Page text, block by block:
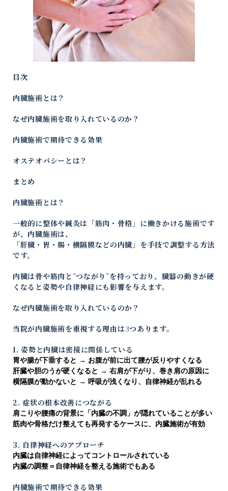
目次
内臓施術とは？
なぜ内臓施術を取り入れているのか？
内臓施術で期待できる効果
オステオパシーとは？
まとめ
内臓施術とは？
一般的に整体や鍼灸は「筋肉・骨格」に働きかける施術です
が、内臓施術は、
「肝臓・胃・腸・横隔膜などの内臓」を手技で調整する方法
です。
内臓は骨や筋肉と “つながり”を持っており、臓器の動きが硬
くなると姿勢や自律神経にも影響を与えます。
なぜ内臓施術を取り入れているのか？
当院が内臓施術を重視する理由は3つあります。
1. 姿勢と内臓は密接に関係している
胃や腸が下垂すると → お腹が前に出て腰が反りやすくなる
肝臓や胆のうが硬くなると → 右肩が下がり、巻き肩の原因に
横隔膜が動かないと → 呼吸が浅くなり、自律神経が乱れる
2. 症状の根本改善につながる
肩こりや腰痛の背景に「内臓の不調」が隠れていることが多い
筋肉や骨格だけ整えても再発するケースに、内臓施術が有効
3. 自律神経へのアプローチ
内臓は自律神経によってコントロールされている
内臓の調整＝自律神経を整える施術でもある
内臓施術で期待できる効果